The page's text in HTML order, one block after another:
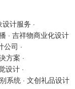
设计服务 ·
· 吉祥物商业化设计
公司 ·
方案 ·
设计 ·
系统 · 文创礼品设计